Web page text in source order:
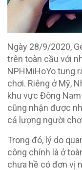
Ngày 28/9/2020,
trên toàn cầu với
NPHMiHoYo tung
chơi. Riêng ở Mỹ,
khu vực Đông Nam
cũng nhận được
cả lượng người
Trong đó, lý do
công chính là ở
chưa hề có đơn vị